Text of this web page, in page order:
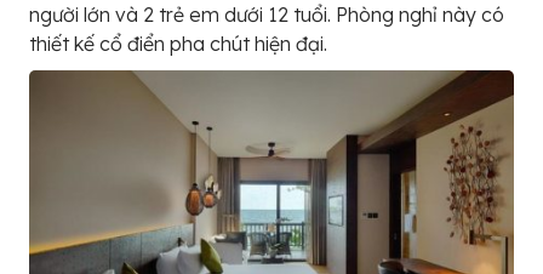
người lớn và 2 trẻ em dưới 12 tuổi. Phòng nghỉ này có
thiết kế cổ điển pha chút hiện đại.